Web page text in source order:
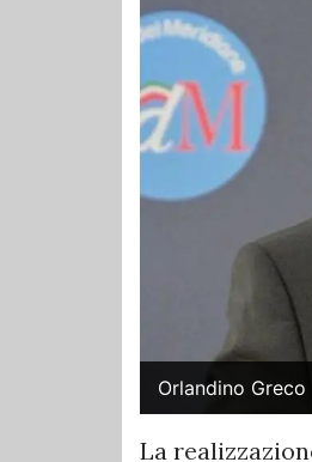
Orlandino Greco
La